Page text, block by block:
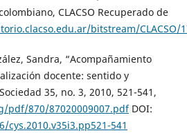
CLACSO Recuperado de
bitstream/CLACSO/
Sandra, “Acompañamiento
docente: sentido y
35, no. 3, 2010, 521-541,
pdf/870/87020009007.pdfDOI:
541